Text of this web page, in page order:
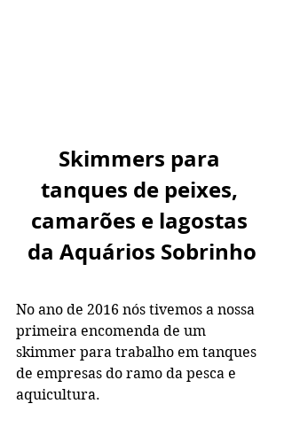
Skimmers para
tanques de peixes,
camarões e lagostas
da Aquários Sobrinho
No ano de 2016 nós tivemos a nossa
primeira encomenda de um
skimmer para trabalho em tanques
de empresas do ramo da pesca e
aquicultura.